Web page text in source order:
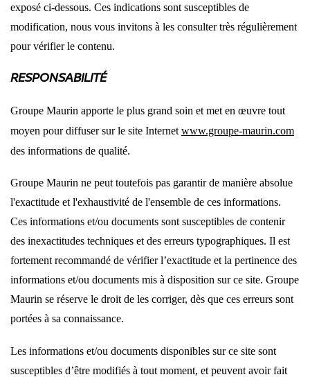
exposé ci-dessous. Ces indications sont susceptibles de
modification, nous vous invitons à les consulter très régulièrement
pour vérifier le contenu.
RESPONSABILITÉ
Groupe Maurin apporte le plus grand soin et met en œuvre tout
moyen pour diffuser sur le site Internet www.groupe-maurin.com
des informations de qualité.
Groupe Maurin ne peut toutefois pas garantir de manière absolue
l'exactitude et l'exhaustivité de l'ensemble de ces informations.
Ces informations et/ou documents sont susceptibles de contenir
des inexactitudes techniques et des erreurs typographiques. Il est
fortement recommandé de vérifier l’exactitude et la pertinence des
informations et/ou documents mis à disposition sur ce site. Groupe
Maurin se réserve le droit de les corriger, dès que ces erreurs sont
portées à sa connaissance.
Les informations et/ou documents disponibles sur ce site sont
susceptibles d’être modifiés à tout moment, et peuvent avoir fait